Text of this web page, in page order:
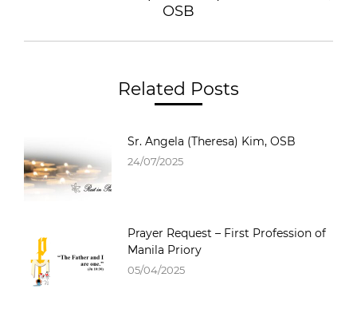
Beitrag:
OSB
Related Posts
Sr. Angela (Theresa) Kim, OSB
24/07/2025
Prayer Request – First Profession of
Manila Priory
05/04/2025